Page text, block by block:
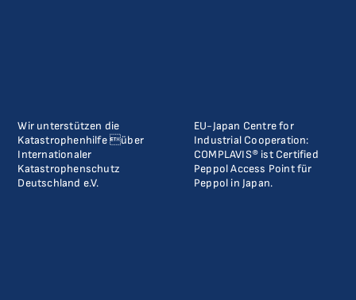
Wir unterstützen die
Katastrophenhilfe über
Internationaler
Katastrophenschutz
Deutschland e.V.
EU-Japan Centre for
Industrial Cooperation:
COMPLAVIS® ist Certified
Peppol Access Point für
Peppol in Japan.